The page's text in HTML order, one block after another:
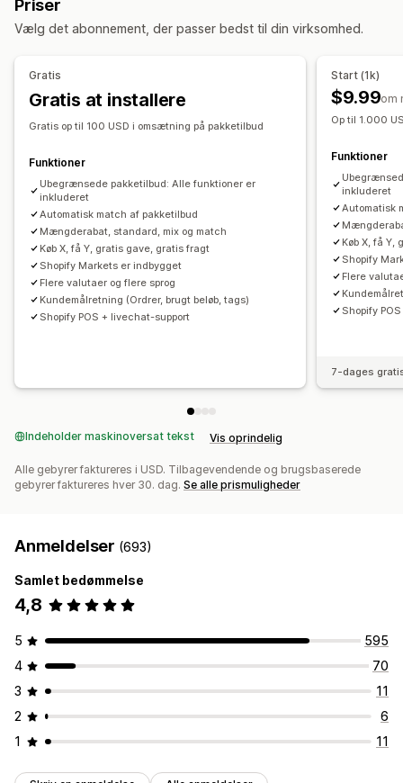
Engrospriser
Rabatter ved betaling
Produktpakker
Dynamiske priser
Tilpasset kode
Kombinering af rabatter
Målretning Filtering
Sporing
Rapportering
Analyser
Pakker med varianter
Prøvepakker Engrospakker Mersalgspakker
Faste priser Differentieret prissætning
Antalsbegrænsning
Rabatter
Mængderabatter
Faste rabatter
Rabatter i indkøbskurv
Gratis levering Køb én, og få én gratis
Massepriser
Engrospriser
Priser
Vælg det abonnement, der passer bedst til din virksomhed.
Gratis
Gratis at installere
Gratis op til 100 USD i omsætning på pakketilbud
Funktioner
Ubegrænsede pakketilbud: Alle funktioner er
inkluderet
Automatisk match af pakketilbud
Mængderabat, standard, mix og match
Køb X, få Y, gratis gave, gratis fragt
Shopify Markets er indbygget
Flere valutaer og flere sprog
Kundemålretning (Ordrer, brugt beløb, tags)
Shopify POS + livechat-support
Start (1k)
$9.99om
Op til 1.000
Funktioner
inkluderet
Automatisk
Køb X, få
Shopify
Flere
Shopify
7-dages
Indeholder maskinoversat tekst Vis oprindelig
Alle gebyrer faktureres i USD. Tilbagevendende og brugsbaserede
gebyrer faktureres hver 30. dag. Se alle prismuligheder
Anmeldelser (693)
Samlet bedømmelse
4,8
5
595
4
70
3
11
2
6
1
11